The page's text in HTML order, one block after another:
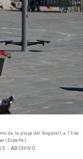
de la playa del Bogatell, a 15 de
(España).
- ARCHIVO